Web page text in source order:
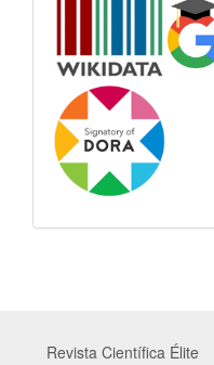
Revista Científica Élite